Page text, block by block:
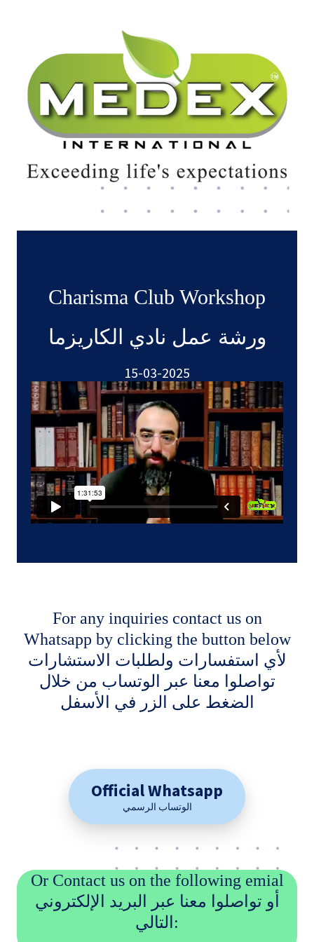
Charisma Club Workshop
ورشة عمل نادي الكاريزما
15-03-2025
For any inquiries contact us on
Whatsapp by clicking the button below
لأي استفسارات ولطلبات الاستشارات
تواصلوا معنا عبر الوتساب من خلال
الضغط على الزر في الأسفل
Official Whatsapp
الوتساب الرسمي
Or Contact us on the following emial
أو تواصلوا معنا عبر البريد الإلكتروني
التالي: